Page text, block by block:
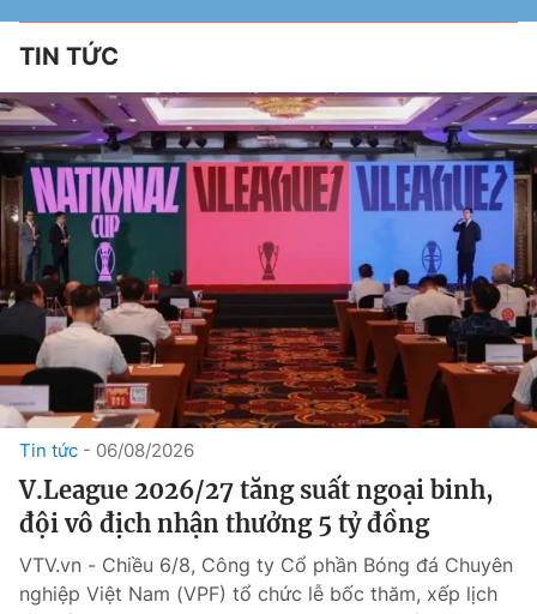
TIN TỨC
Tin tức 06/08/2026
V.League 2026/27 tăng suất ngoại binh,
đội vô địch nhận thưởng 5 tỷ đồng
VTV.vn - Chiều 6/8, Công ty Cổ phần Bóng đá Chuyên
nghiệp Việt Nam (VPF) tổ chức lễ bốc thăm, xếp lịch